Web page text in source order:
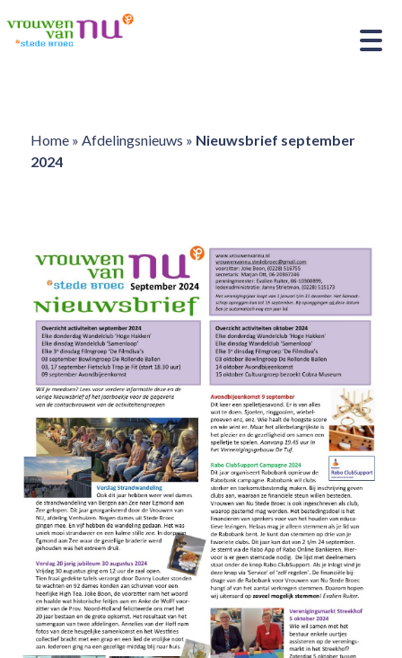
Home» Afdelingsnieuws » Nieuwsbrief september
2024